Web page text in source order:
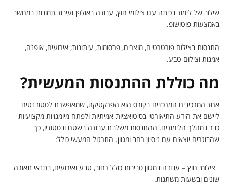
שילוב של לימוד בכיתה עם צילומי חוץ, עבודה באולפן ועיבוד תמונות במחשב
באמצעות פוטושופ.
התנסות בצילום פורטרטים, מוצרים, פרסומות, עיתונות, אירועים, אופנה,
אמנות וצילום טבע.
מה כוללת ההתנסות המעשית?
אחד המרכיבים המרכזיים בקורס הוא הפרקטיקה, שמאפשרת לסטודנטים
ליישם את הידע התיאורטי בסיטואציות אמיתיות ולפתח מיומנויות מקצועיות
כבר במהלך הלימודים. ההתנסות משלבת עבודה בשטח ובסטודיו, כך
שהבוגרים יוצאים עם ניסיון רחב ומגוון. התרגול המעשי כולל:
צילומי חוץ – עבודה במגוון סביבות כולל רחוב, טבע ואירועים, בתנאי תאורה
שונים ובשעות משתנות.